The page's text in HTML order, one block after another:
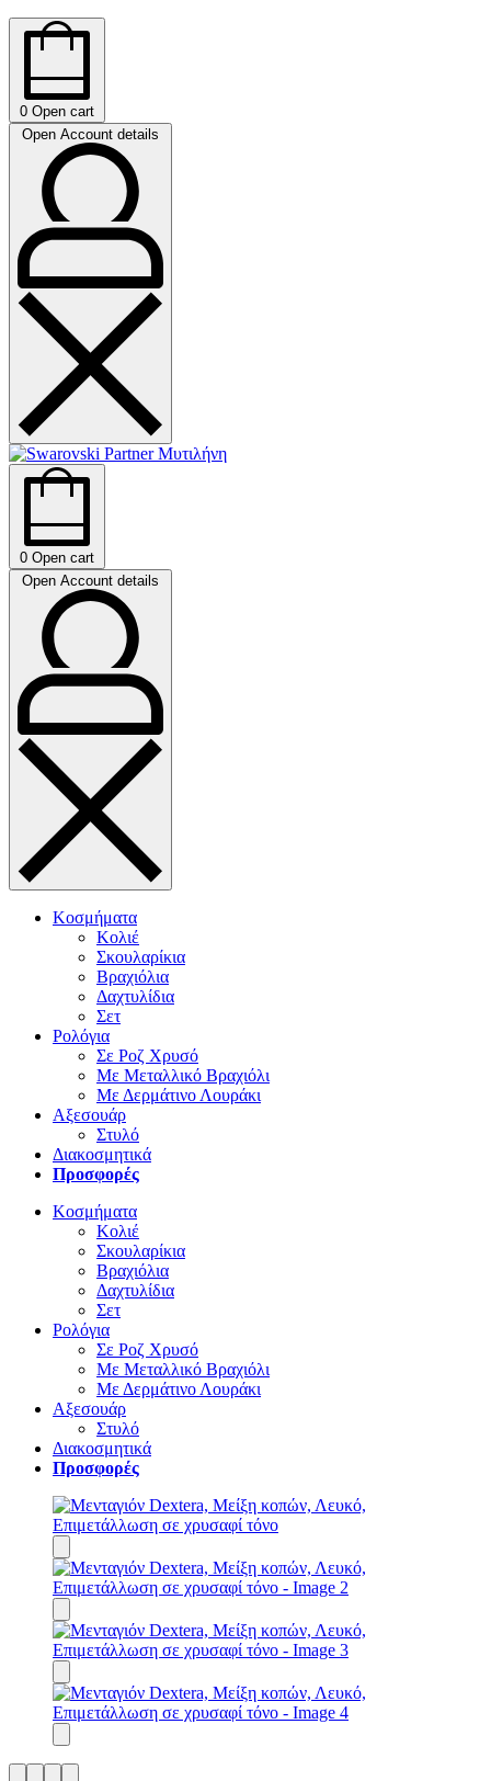
0 Open cart
Open Account details
0 Open cart
Open Account details
Κοσμήματα
Κολιέ
Σκουλαρίκια
Βραχιόλια
Δαχτυλίδια
Σετ
Ρολόγια
Σε Ροζ Χρυσό
Με Μεταλλικό Βραχιόλι
Με Δερμάτινο Λουράκι
Αξεσουάρ
Στυλό
Διακοσμητικά
Προσφορές
Κοσμήματα
Κολιέ
Σκουλαρίκια
Βραχιόλια
Δαχτυλίδια
Σετ
Ρολόγια
Σε Ροζ Χρυσό
Με Μεταλλικό Βραχιόλι
Με Δερμάτινο Λουράκι
Αξεσουάρ
Στυλό
Διακοσμητικά
Προσφορές